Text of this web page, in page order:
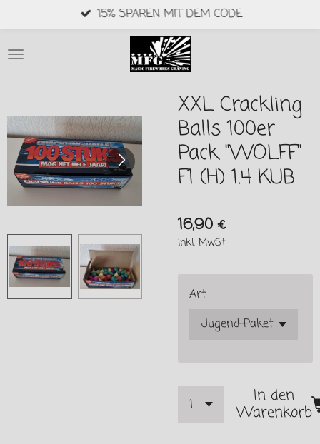
springen
15% SPAREN MIT DEM CODE
XXL Crackling
Balls 100er
Pack "WOLFF"
F1 (H) 1.4 KUB
16,90 €
inkl. MwSt
Art
In den
Warenkorb